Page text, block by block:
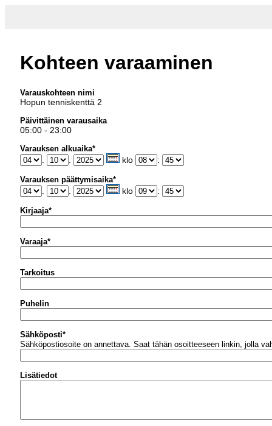
Kohteen varaaminen
Varauskohteen nimi
Hopun tenniskenttä 2
Päivittäinen varausaika
05:00 - 23:00
Varauksen alkuaika*
klo :
Varauksen päättymisaika*
klo :
Kirjaaja*
Varaaja*
Tarkoitus
Puhelin
Sähköposti*
Sähköpostiosoite on annettava. Saat tähän osoitteeseen linkin, jolla
Lisätiedot